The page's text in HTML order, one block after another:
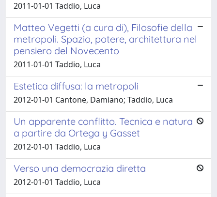
2011-01-01 Taddio, Luca
Matteo Vegetti (a cura di), Filosofie della
metropoli. Spazio, potere, architettura nel
pensiero del Novecento
2011-01-01 Taddio, Luca
Estetica diffusa: la metropoli
2012-01-01 Cantone, Damiano; Taddio, Luca
Un apparente conflitto. Tecnica e natura
a partire da Ortega y Gasset
2012-01-01 Taddio, Luca
Verso una democrazia diretta
2012-01-01 Taddio, Luca